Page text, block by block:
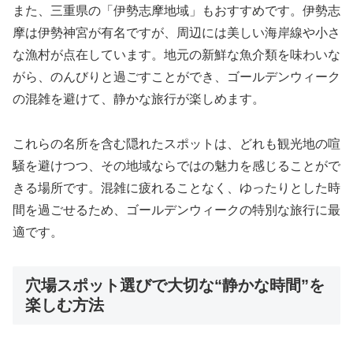
また、三重県の「伊勢志摩地域」もおすすめです。伊勢志
摩は伊勢神宮が有名ですが、周辺には美しい海岸線や小さ
な漁村が点在しています。地元の新鮮な魚介類を味わいな
がら、のんびりと過ごすことができ、ゴールデンウィーク
の混雑を避けて、静かな旅行が楽しめます。
これらの名所を含む隠れたスポットは、どれも観光地の喧
騒を避けつつ、その地域ならではの魅力を感じることがで
きる場所です。混雑に疲れることなく、ゆったりとした時
間を過ごせるため、ゴールデンウィークの特別な旅行に最
適です。
穴場スポット選びで大切な“静かな時間”を
楽しむ方法